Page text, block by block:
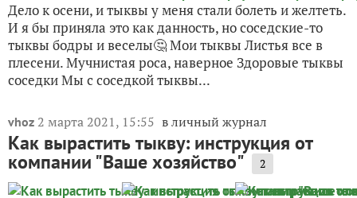
Дело к осени, и тыквы у меня стали болеть и желтеть.
И я бы приняла это как данность, но соседские-то
тыквы бодры и веселы🤔 Мои тыквы Листья все в
плесени. Мучнистая роса, наверное Здоровые тыквы
соседки Мы с соседкой тыквы...
vhoz 2 марта 2021, 15:55 в личный журнал
Как вырастить тыкву: инструкция от
компании "Ваше хозяйство" 2